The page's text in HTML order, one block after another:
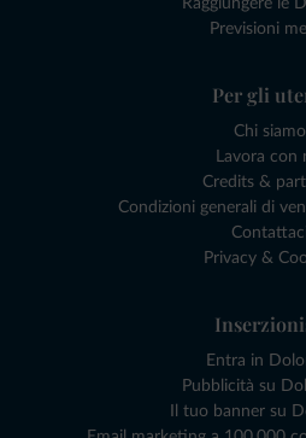
Raggiungere le
Previsioni
Per gli
Chi siamo
Lavora con
Credits &
Condizioni generali di
Privacy &
Entra in
Pubblicità su
Il tuo banner su